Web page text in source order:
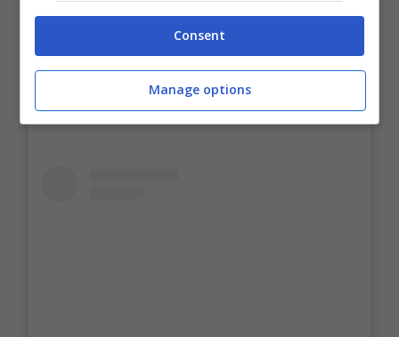
cosa fa oggi la figlia di Albano e
Romina
Consent
Manage options